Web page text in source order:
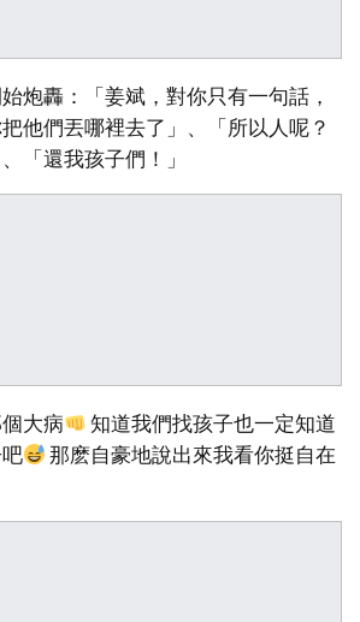
炮轟：「姜斌，對你只有一句話，
他們丟哪裡去了」、「所以人呢？
「還我孩子們！」
大病
知道我們找孩子也一定知道
那麽自豪地說出來我看你挺自在